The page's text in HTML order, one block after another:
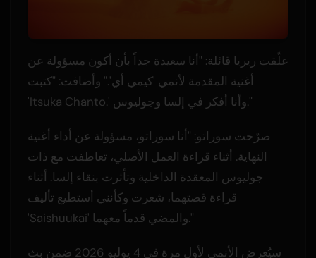
علّقت ريريا قائلة: "أنا سعيدة جداً بأن أكون مسؤولة عن
أغنية المقدمة لأنمي 'كيمي أي'." وأضافت: "كتبت
'Itsuka Chanto.' وأنا أفكر في إلسا وجوليوس."
صرّحت سوراتو: "أنا سوراتو، مسؤولة عن أداء أغنية
النهاية. أثناء قراءة العمل الأصلي، تعاطفت مع ذات
جوليوس المعقدة الداخلية وتأثرت بنقاء إلسا. أثناء
قراءة قصتهما، شعرت وكأنني أستطيع تأليف
'Saishuukai' والمضي قدماً معهما."
سيُعرض الأنمي لأول مرة في 4 يوليو 2026 ضمن بث